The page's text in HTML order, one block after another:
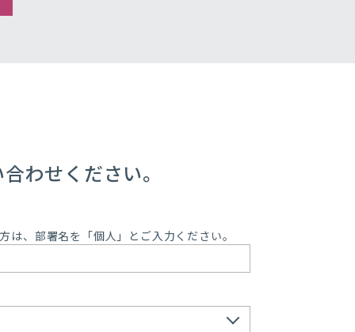
わせください。
、部署名を「個人」とご入力ください。